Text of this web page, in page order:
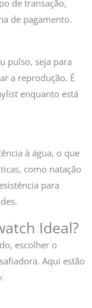
de transação,
de pagamento.
pulso, seja para
a reprodução. É
enquanto está
à água, o que
como natação
para
Ideal?
escolher o
Aqui estão